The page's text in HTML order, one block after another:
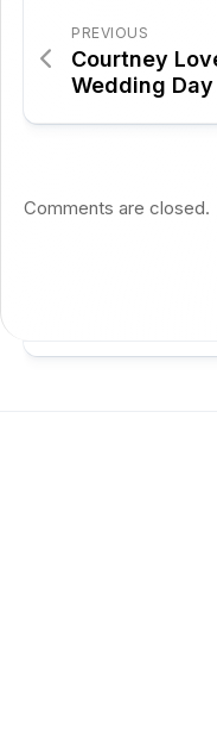
PREVIOUS
Courtney
Wedding Day
Comments are closed.